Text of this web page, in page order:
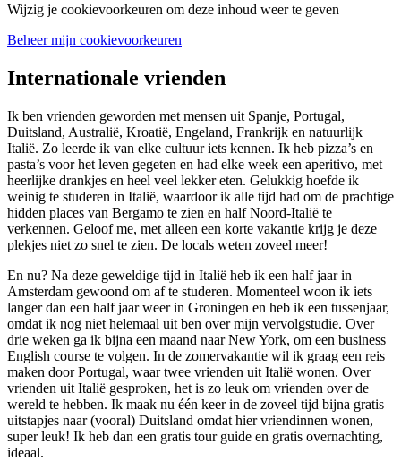
Wijzig je cookievoorkeuren om deze inhoud weer te geven
Beheer mijn cookievoorkeuren
Internationale vrienden
Ik ben vrienden geworden met mensen uit Spanje, Portugal,
Duitsland, Australië, Kroatië, Engeland, Frankrijk en natuurlijk
Italië. Zo leerde ik van elke cultuur iets kennen. Ik heb pizza’s en
pasta’s voor het leven gegeten en had elke week een aperitivo, met
heerlijke drankjes en heel veel lekker eten. Gelukkig hoefde ik
weinig te studeren in Italië, waardoor ik alle tijd had om de prachtige
hidden places van Bergamo te zien en half Noord-Italië te
verkennen. Geloof me, met alleen een korte vakantie krijg je deze
plekjes niet zo snel te zien. De locals weten zoveel meer!
En nu? Na deze geweldige tijd in Italië heb ik een half jaar in
Amsterdam gewoond om af te studeren. Momenteel woon ik iets
langer dan een half jaar weer in Groningen en heb ik een tussenjaar,
omdat ik nog niet helemaal uit ben over mijn vervolgstudie. Over
drie weken ga ik bijna een maand naar New York, om een business
English course te volgen. In de zomervakantie wil ik graag een reis
maken door Portugal, waar twee vrienden uit Italië wonen. Over
vrienden uit Italië gesproken, het is zo leuk om vrienden over de
wereld te hebben. Ik maak nu één keer in de zoveel tijd bijna gratis
uitstapjes naar (vooral) Duitsland omdat hier vriendinnen wonen,
super leuk! Ik heb dan een gratis tour guide en gratis overnachting,
ideaal.